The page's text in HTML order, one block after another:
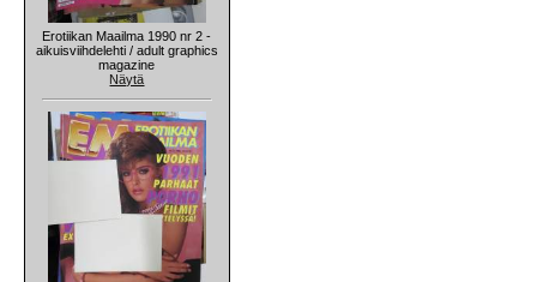
Erotiikan Maailma 1990 nr 2 -
aikuisviihdelehti / adult graphics
magazine
Näytä